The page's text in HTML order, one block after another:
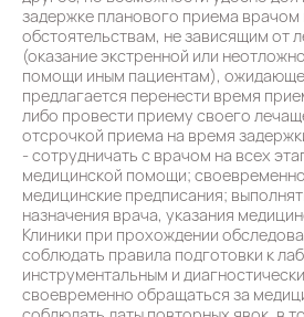
задержке планового приема врачом
обстоятельствам, не зависящим от
(оказание экстренной или
помощи иным пациентам),
предлагается перенести время
либо провести приему своего
отсрочкой приема на время
- сотрудничать c врачом на всех
медицинской помощи;
медицинские предписания;
назначения врача, указания
Клиники при прохождении
соблюдать правила подготовки к
инструментальным и
своевременно обращаться за